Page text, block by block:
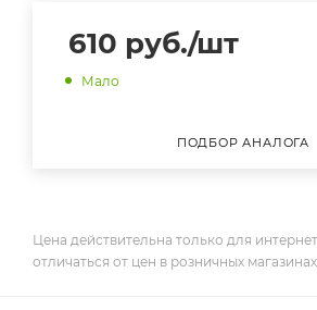
610 руб./шт
Мало
ПОДБОР АНАЛОГА
Цена действительна только для
отличаться от цен в розничных магазинах